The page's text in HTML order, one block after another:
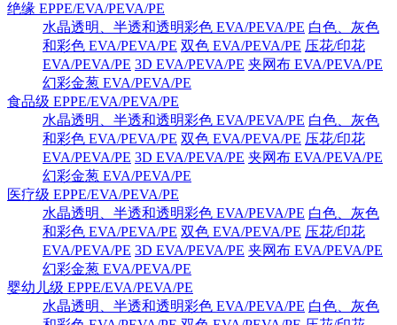
绝缘 EPPE/EVA/PEVA/PE
水晶透明、半透和透明彩色 EVA/PEVA/PE 白色、灰色
和彩色 EVA/PEVA/PE 双色 EVA/PEVA/PE 压花/印花
EVA/PEVA/PE 3D EVA/PEVA/PE 夹网布 EVA/PEVA/PE
幻彩金葱 EVA/PEVA/PE
食品级 EPPE/EVA/PEVA/PE
水晶透明、半透和透明彩色 EVA/PEVA/PE 白色、灰色
和彩色 EVA/PEVA/PE 双色 EVA/PEVA/PE 压花/印花
EVA/PEVA/PE 3D EVA/PEVA/PE 夹网布 EVA/PEVA/PE
幻彩金葱 EVA/PEVA/PE
医疗级 EPPE/EVA/PEVA/PE
水晶透明、半透和透明彩色 EVA/PEVA/PE 白色、灰色
和彩色 EVA/PEVA/PE 双色 EVA/PEVA/PE 压花/印花
EVA/PEVA/PE 3D EVA/PEVA/PE 夹网布 EVA/PEVA/PE
幻彩金葱 EVA/PEVA/PE
婴幼儿级 EPPE/EVA/PEVA/PE
水晶透明、半透和透明彩色 EVA/PEVA/PE 白色、灰色